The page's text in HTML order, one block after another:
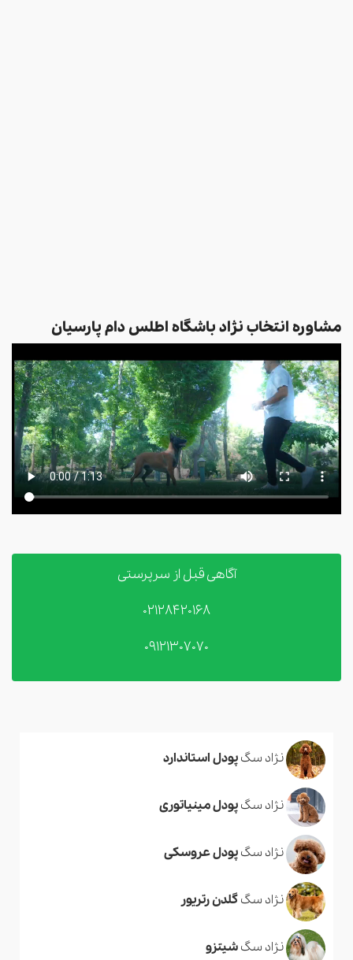
مشاوره انتخاب نژاد باشگاه اطلس دام پارسیان
آگاهی قبل از سرپرستی
02128420168
09121307070
نژاد سگپودل استاندارد
نژاد سگپودل مینیاتوری
نژاد سگپودل عروسکی
نژاد سگگلدن رتریور
نژاد سگشیتزو